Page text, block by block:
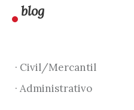
blog
· Civil/Mercantil
· Administrativo